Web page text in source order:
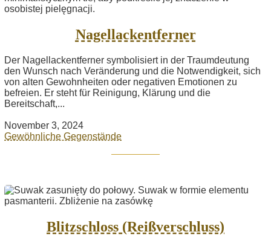
Nagellackentferner
Der Nagellackentferner symbolisiert in der Traumdeutung
den Wunsch nach Veränderung und die Notwendigkeit, sich
von alten Gewohnheiten oder negativen Emotionen zu
befreien. Er steht für Reinigung, Klärung und die
Bereitschaft,...
November 3, 2024
Gewöhnliche Gegenstände
Blitzschloss (Reißverschluss)